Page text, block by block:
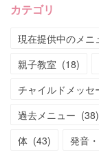
カテゴリ
現在提供中のメニ
親子教室 (18)
チャイルドメッセ
過去メニュー (38)
体 (43) 発音